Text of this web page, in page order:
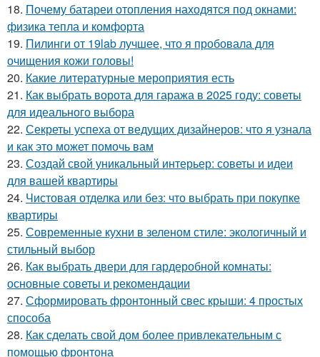
18. Почему батареи отопления находятся под окнами:
физика тепла и комфорта
19. Пилинги от 19lab лучшее, что я пробовала для
очищения кожи головы!
20. Какие литературные мероприятия есть
21. Как выбрать ворота для гаража в 2025 году: советы
для идеального выбора
22. Секреты успеха от ведущих дизайнеров: что я узнала
и как это может помочь вам
23. Создай свой уникальный интерьер: советы и идеи
для вашей квартиры
24. Чистовая отделка или без: что выбрать при покупке
квартиры
25. Современные кухни в зеленом стиле: экологичный и
стильный выбор
26. Как выбрать двери для гардеробной комнаты:
основные советы и рекомендации
27. Сформировать фронтонный свес крыши: 4 простых
способа
28. Как сделать свой дом более привлекательным с
помощью фронтона